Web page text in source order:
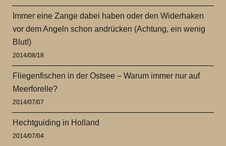
Immer eine Zange dabei haben oder den Widerhaken
vor dem Angeln schon andrücken (Achtung, ein wenig
Blut!)
2014/08/18
Fliegenfischen in der Ostsee – Warum immer nur auf
Meerforelle?
2014/07/07
Hechtguiding in Holland
2014/07/04